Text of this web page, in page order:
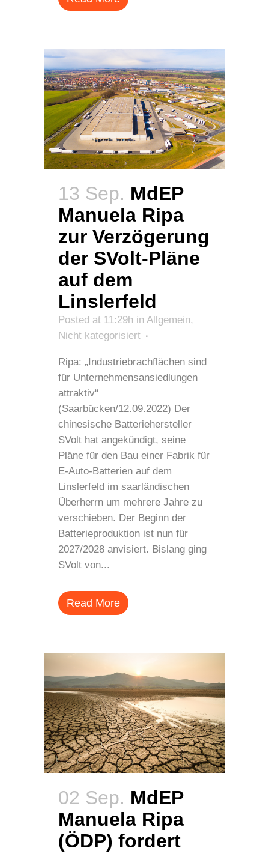
13 Sep. MdEP
Manuela Ripa
zur Verzögerung
der SVolt-Pläne
auf dem
Linslerfeld
Posted at 11:29h in Allgemein,
Nicht kategorisiert
Ripa: „Industriebrachflächen sind
für Unternehmensansiedlungen
attraktiv“
(Saarbücken/12.09.2022) Der
chinesische Batteriehersteller
SVolt hat angekündigt, seine
Pläne für den Bau einer Fabrik für
E-Auto-Batterien auf dem
Linslerfeld im saarländischen
Überherrn um mehrere Jahre zu
verschieben. Der Beginn der
Batterieproduktion ist nun für
2027/2028 anvisiert. Bislang ging
SVolt von...
Read More
02 Sep. MdEP
Manuela Ripa
(ÖDP) fordert